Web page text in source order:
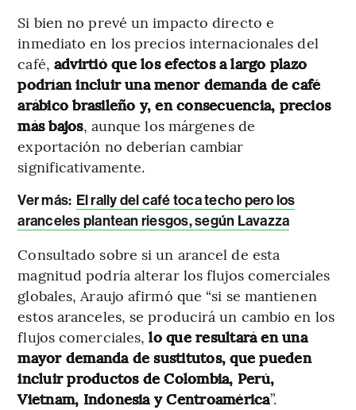
Si bien no prevé un impacto directo e
inmediato en los precios internacionales del
café, advirtió que los efectos a largo plazo
podrían incluir una menor demanda de café
arábico brasileño y, en consecuencia, precios
más bajos, aunque los márgenes de
exportación no deberían cambiar
significativamente.
Ver más: El rally del café toca techo pero los
aranceles plantean riesgos, según Lavazza
Consultado sobre si un arancel de esta
magnitud podría alterar los flujos comerciales
globales, Araujo afirmó que “si se mantienen
estos aranceles, se producirá un cambio en los
flujos comerciales,lo que resultará en una
mayor demanda de sustitutos, que pueden
incluir productos de Colombia, Perú,
Vietnam, Indonesia y Centroamérica”.